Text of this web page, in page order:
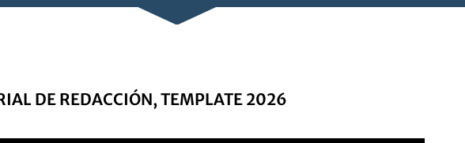
DE REDACCIÓN, TEMPLATE 2026